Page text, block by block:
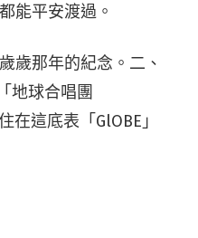
能平安渡過。
歲那年的紀念。二、
地球合唱團
在這底表「GlOBE」